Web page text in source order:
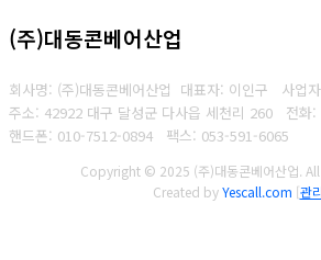
(주)대동콘베어산업
회사명: (주)대동콘베어산업 대표자: 이인구 사업
주소: 42922 대구 달성군 다사읍 세천리 260 전화
핸드폰: 010-7512-0894
팩스: 053-591-6065
Copyright © 2025 (주)대동콘베어산업.
Created byYescall.com [관